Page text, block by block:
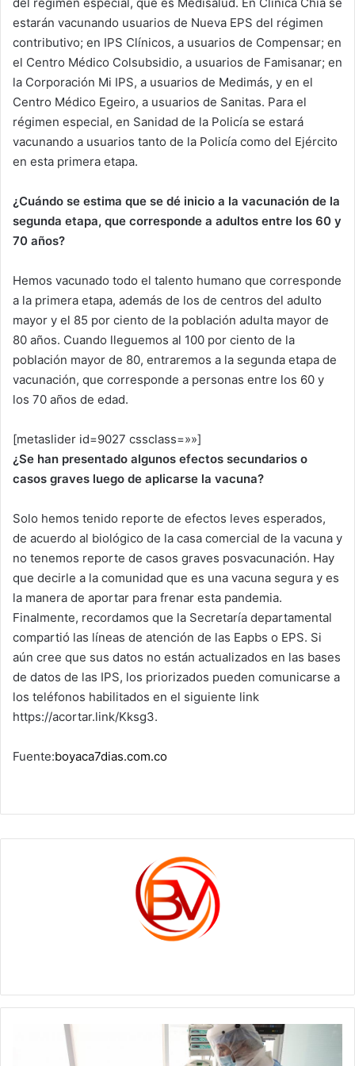
estarán vacunando usuarios de Nueva EPS del régimen
contributivo; en IPS Clínicos, a usuarios de Compensar; en
el Centro Médico Colsubsidio, a usuarios de Famisanar; en
la Corporación Mi IPS, a usuarios de Medimás, y en el
Centro Médico Egeiro, a usuarios de Sanitas. Para el
régimen especial, en Sanidad de la Policía se estará
vacunando a usuarios tanto de la Policía como del Ejército
en esta primera etapa.
¿Cuándo se estima que se dé inicio a la vacunación de la
segunda etapa, que corresponde a adultos entre los 60 y
70 años?
Hemos vacunado todo el talento humano que corresponde
a la primera etapa, además de los de centros del adulto
mayor y el 85 por ciento de la población adulta mayor de
80 años. Cuando lleguemos al 100 por ciento de la
población mayor de 80, entraremos a la segunda etapa de
vacunación, que corresponde a personas entre los 60 y
los 70 años de edad.
[metaslider id=9027 cssclass=»»]
¿Se han presentado algunos efectos secundarios o
casos graves luego de aplicarse la vacuna?
Solo hemos tenido reporte de efectos leves esperados,
de acuerdo al biológico de la casa comercial de la vacuna y
no tenemos reporte de casos graves posvacunación. Hay
que decirle a la comunidad que es una vacuna segura y es
la manera de aportar para frenar esta pandemia.
Finalmente, recordamos que la Secretaría departamental
compartió las líneas de atención de las Eapbs o EPS. Si
aún cree que sus datos no están actualizados en las bases
de datos de las IPS, los priorizados pueden comunicarse a
los teléfonos habilitados en el siguiente link
https://acortar.link/Kksg3.
Fuente:boyaca7dias.com.co